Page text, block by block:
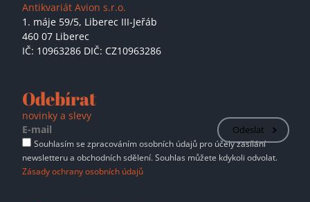
Antikvariát Avion s.r.o.
1. máje 59/5, Liberec III-Jeřáb
460 07 Liberec
IČ: 10963286 DIČ: CZ10963286
Odebírat
novinky a slevy
Odeslat
Souhlasím se zpracováním osobních údajů pro účely zasílání
newsletteru a obchodních sdělení. Souhlas můžete kdykoli odvolat.
Zásady ochrany osobních údajů